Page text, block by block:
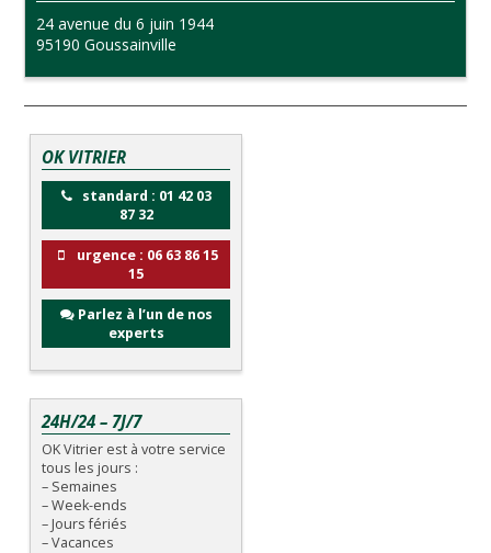
24 avenue du 6 juin 1944
95190 Goussainville
OK VITRIER
standard : 01 42 03
87 32
urgence : 06 63 86 15
15
Parlez à l’un de nos
experts
24H/24 – 7J/7
OK Vitrier est à votre service
tous les jours :
– Semaines
– Week-ends
– Jours fériés
– Vacances